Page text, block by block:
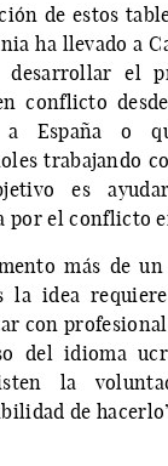
de estos
ha llevado a
desarrollar el
conflicto
a España o
trabajando
es
por el conflicto
más de
la idea
con
del idioma
la
de